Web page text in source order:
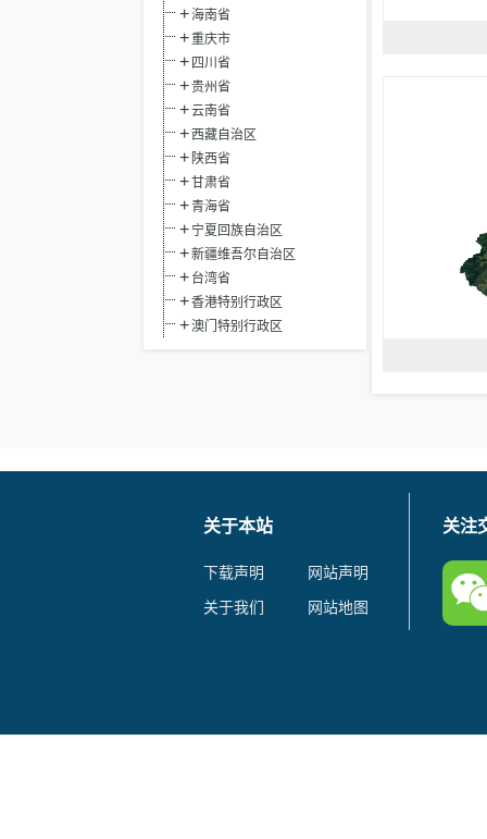
海南省
重庆市
四川省
贵州省
云南省
西藏自治区
陕西省
甘肃省
青海省
宁夏回族自治区
新疆维吾尔自治区
台湾省
香港特别行政区
澳门特别行政区
关于本站
下载声明
网站声明
关于我们
网站地图
关注